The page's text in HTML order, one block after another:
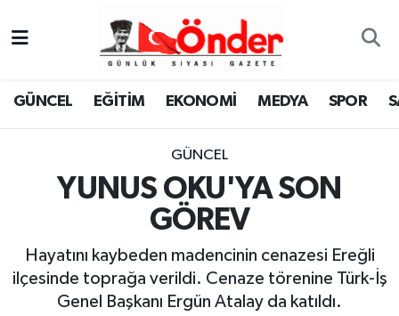
GÜNCEL EĞİTİM EKONOMİ MEDYA SPOR
GÜNCEL
YUNUS OKU'YA SON
GÖREV
Hayatını kaybeden madencinin cenazesi Ereğli
ilçesinde toprağa verildi. Cenaze törenine Türk-İş
Genel Başkanı Ergün Atalay da katıldı.
GÜNCEL
MEDYA
SPOR
SAĞLIK
Zonguldak Nöbetçi Eczaneler
Zonguldak Namaz Vakitleri
Zonguldak Trafik Yoğunluk Haritası
TFF 3.Lig 4.Grup Puan Durumu ve Fikstür
Tüm Manşetler